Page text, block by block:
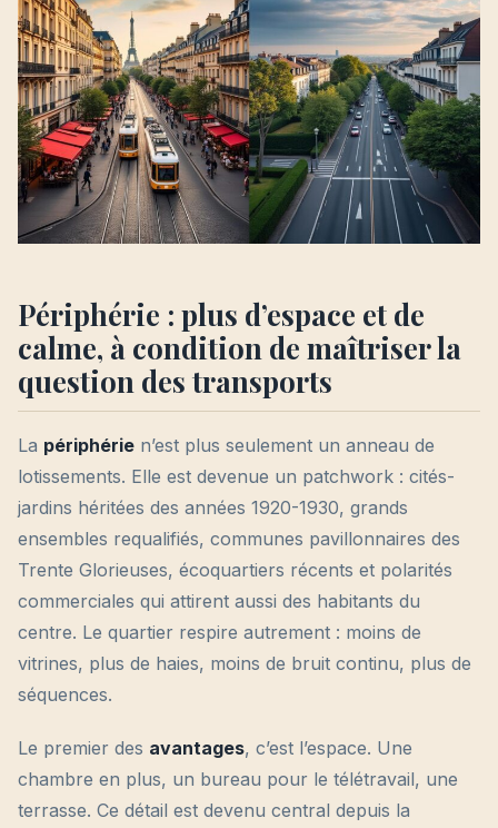
Périphérie : plus d’espace et de
calme, à condition de maîtriser la
question des transports
La périphérie n’est plus seulement un anneau de
lotissements. Elle est devenue un patchwork : cités-
jardins héritées des années 1920-1930, grands
ensembles requalifiés, communes pavillonnaires des
Trente Glorieuses, écoquartiers récents et polarités
commerciales qui attirent aussi des habitants du
centre. Le quartier respire autrement : moins de
vitrines, plus de haies, moins de bruit continu, plus de
séquences.
Le premier des avantages, c’est l’espace. Une
chambre en plus, un bureau pour le télétravail, une
terrasse. Ce détail est devenu central depuis la